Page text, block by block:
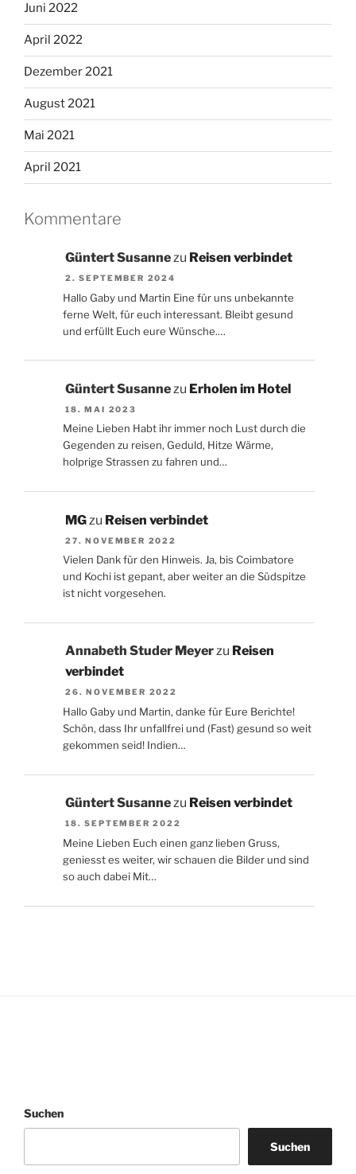
Juni 2022
April 2022
Dezember 2021
August 2021
Mai 2021
April 2021
Kommentare
Güntert Susannezu Reisen verbindet
2. SEPTEMBER 2024
Hallo Gaby und Martin Eine für uns unbekannte
ferne Welt, für euch interessant. Bleibt gesund
und erfüllt Euch eure Wünsche.…
Güntert Susannezu Erholen im Hotel
18. MAI 2023
Meine Lieben Habt ihr immer noch Lust durch die
Gegenden zu reisen, Geduld, Hitze Wärme,
holprige Strassen zu fahren und…
MG zu Reisen verbindet
27. NOVEMBER 2022
Vielen Dank für den Hinweis. Ja, bis Coimbatore
und Kochi ist gepant, aber weiter an die Südspitze
ist nicht vorgesehen.
Annabeth Studer Meyerzu Reisen
verbindet
26. NOVEMBER 2022
Hallo Gaby und Martin, danke für Eure Berichte!
Schön, dass Ihr unfallfrei und (Fast) gesund so weit
gekommen seid! Indien…
Güntert Susannezu Reisen verbindet
18. SEPTEMBER 2022
Meine Lieben Euch einen ganz lieben Gruss,
geniesst es weiter, wir schauen die Bilder und sind
so auch dabei Mit…
Suchen
Suchen